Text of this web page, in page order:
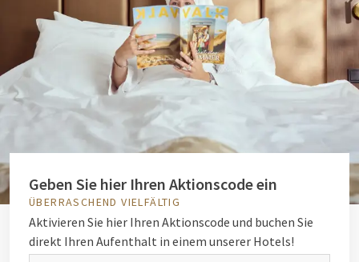
Geben Sie hier Ihren Aktionscode ein
ÜBERRASCHEND VIELFÄLTIG
Aktivieren Sie hier Ihren Aktionscode und buchen Sie
direkt Ihren Aufenthalt in einem unserer Hotels!